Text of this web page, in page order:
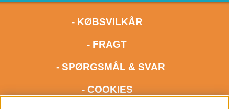
- KØBSVILKÅR
- FRAGT
- SPØRGSMÅL & SVAR
- COOKIES